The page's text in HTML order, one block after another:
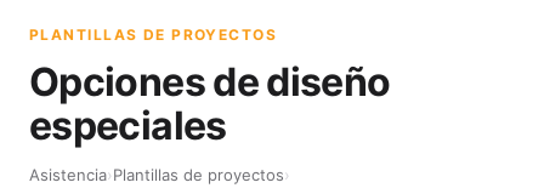
PLANTILLAS DE PROYECTOS
Opciones de diseño
especiales
Asistencia›Plantillas de proyectos›